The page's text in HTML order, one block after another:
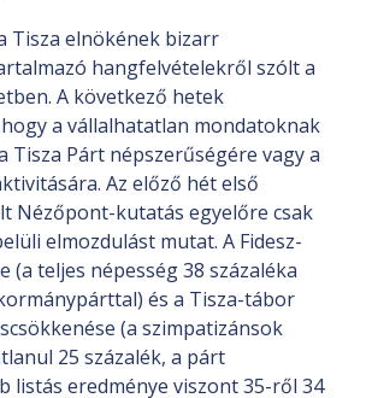
Tisza elnökének bizarr
hangfelvételekről szólt a
A következő hetek
a vállalhatatlan mondatoknak
Tisza Párt népszerűségére vagy a
Az előző hét első
Nézőpont-kutatás egyelőre csak
elmozdulást mutat. A Fidesz-
(a teljes népesség 38 százaléka
és a Tisza-tábor
(a szimpatizánsok
25 százalék, a párt
listás eredménye viszont 35-ről 34